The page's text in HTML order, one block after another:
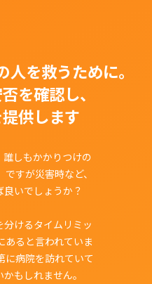
を救うために。
を確認し、
供します
しもかかりつけの
ですが災害時など、
いでしょうか？
けるタイムリミッ
あると言われていま
に病院を訪れていて
もしれません。